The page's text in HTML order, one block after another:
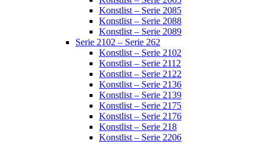
Konstlist – Serie 2085
Konstlist – Serie 2088
Konstlist – Serie 2089
Serie 2102 – Serie 262
Konstlist – Serie 2102
Konstlist – Serie 2112
Konstlist – Serie 2122
Konstlist – Serie 2136
Konstlist – Serie 2139
Konstlist – Serie 2175
Konstlist – Serie 2176
Konstlist – Serie 218
Konstlist – Serie 2206